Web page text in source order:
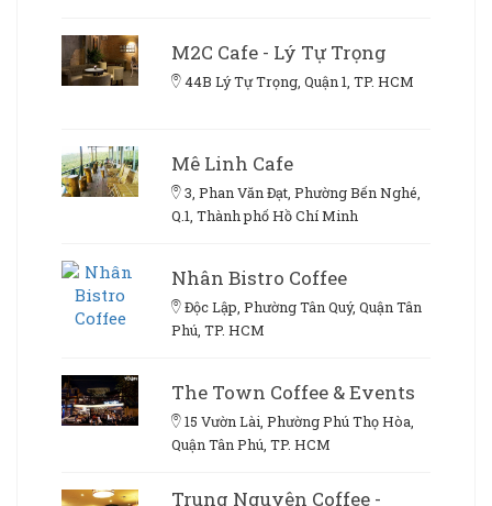
M2C Cafe - Lý Tự Trọng
44B Lý Tự Trọng, Quận 1, TP. HCM
Mê Linh Cafe
3, Phan Văn Đạt, Phường Bến Nghé,
Q.1, Thành phố Hồ Chí Minh
Nhân Bistro Coffee
Độc Lập, Phường Tân Quý, Quận Tân
Phú, TP. HCM
The Town Coffee & Events
15 Vườn Lài, Phường Phú Thọ Hòa,
Quận Tân Phú, TP. HCM
Trung Nguyên Coffee -